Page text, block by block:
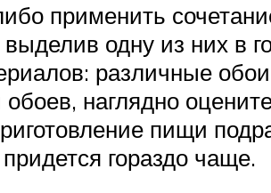
применить
одну из них в
различные
наглядно
пищи
гораздо чаще.